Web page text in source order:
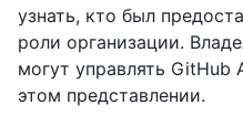
узнать, кто был
роли организации.
могут управлять GitHub
этом представлении.